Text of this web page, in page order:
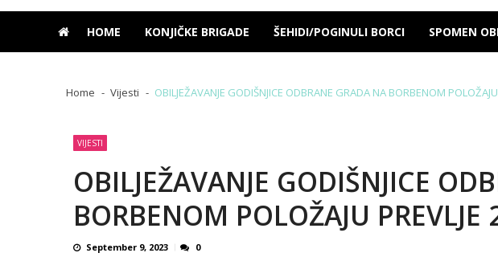
HOME KONJIČKE BRIGADE ŠEHIDI/POGINULI BORCI SPOMEN
Home Vijesti OBILJEŽAVANJE GODIŠNJICE ODBRANE GRADA NA BORBENOM
VIJESTI
OBILJEŽAVANJE GODIŠNJICE
BORBENOM POLOŽAJU PREVLJE
September 9, 2023 0